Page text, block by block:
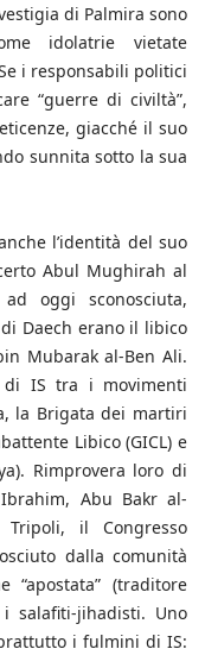
di Palmira sono
idolatrie vietate
i responsabili politici
“guerre di civiltà”,
giacché il suo
sunnita sotto la sua
l’identità del suo
Abul Mughirah al
oggi sconosciuta,
Daech erano il libico
Mubarak al-Ben Ali.
di IS tra i movimenti
la Brigata dei martiri
Libico (GICL) e
Rimprovera loro di
Abu Bakr al-
il Congresso
dalla comunità
“apostata” (traditore
salafiti-jihadisti. Uno
i fulmini di IS: